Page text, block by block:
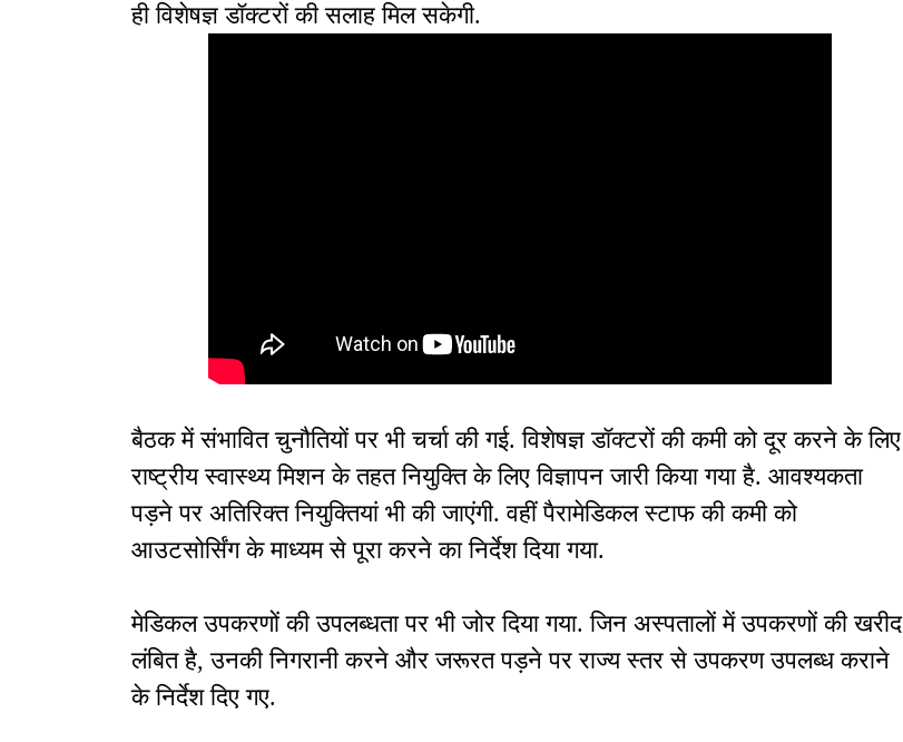
ही विशेषज्ञ डॉक्टरों की सलाह मिल सकेगी.
बैठक में संभावित चुनौतियों पर भी चर्चा की गई. विशेषज्ञ डॉक्टरों की कमी को दूर करने के लिए
राष्ट्रीय स्वास्थ्य मिशन के तहत नियुक्ति के लिए विज्ञापन जारी किया गया है. आवश्यकता
पड़ने पर अतिरिक्त नियुक्तियां भी की जाएंगी. वहीं पैरामेडिकल स्टाफ की कमी को
आउटसोर्सिंग के माध्यम से पूरा करने का निर्देश दिया गया.
मेडिकल उपकरणों की उपलब्धता पर भी जोर दिया गया. जिन अस्पतालों में उपकरणों की खरीद
लंबित है, उनकी निगरानी करने और जरूरत पड़ने पर राज्य स्तर से उपकरण उपलब्ध कराने
के निर्देश दिए गए.